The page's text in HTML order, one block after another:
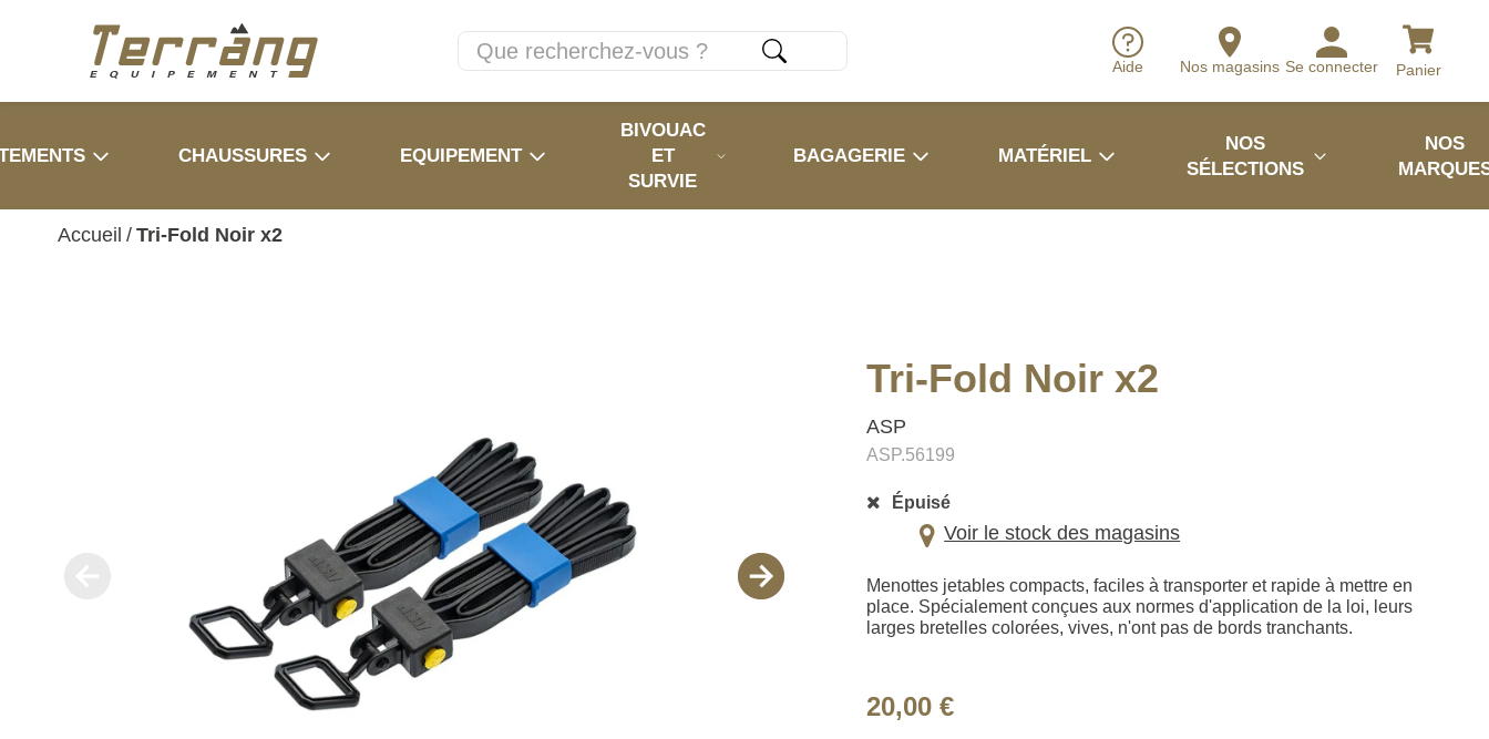
Aide Nos magasins Se connecter Panier
CHAUSSURES EQUIPEMENT
BIVOUAC
ET
SURVIE
BAGAGERIE MATÉRIEL
NOS
SÉLECTIONS
NOS
Accueil / Tri-Fold Noir x2
Tri-Fold Noir x2
ASP
ASP.56199
Épuisé
Voir le stock des magasins
Menottes jetables compacts, faciles à transporter et rapide à mettre en
place. Spécialement conçues aux normes d'application de la loi, leurs
larges bretelles colorées, vives, n'ont pas de bords tranchants.
20,00 €